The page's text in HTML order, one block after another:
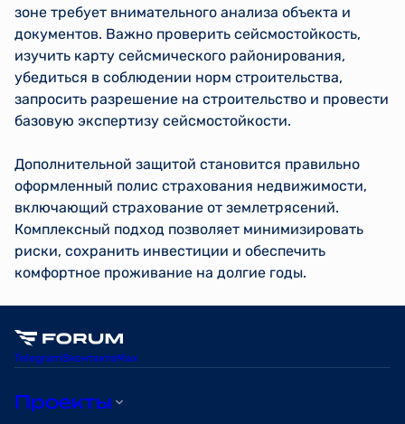
зоне требует внимательного анализа объекта и
документов. Важно проверить сейсмостойкость,
изучить карту сейсмического районирования,
убедиться в соблюдении норм строительства,
запросить разрешение на строительство и провести
базовую экспертизу сейсмостойкости.
Дополнительной защитой становится правильно
оформленный полис страхования недвижимости,
включающий страхование от землетрясений.
Комплексный подход позволяет минимизировать
риски, сохранить инвестиции и обеспечить
комфортное проживание на долгие годы.
TelegramВконтактеMax
Проекты